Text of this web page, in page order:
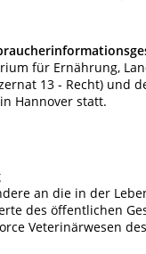
für Ernährung,
13 - Recht)
Hannover statt.
an die in der
des öffentlichen
Veterinärwesen des